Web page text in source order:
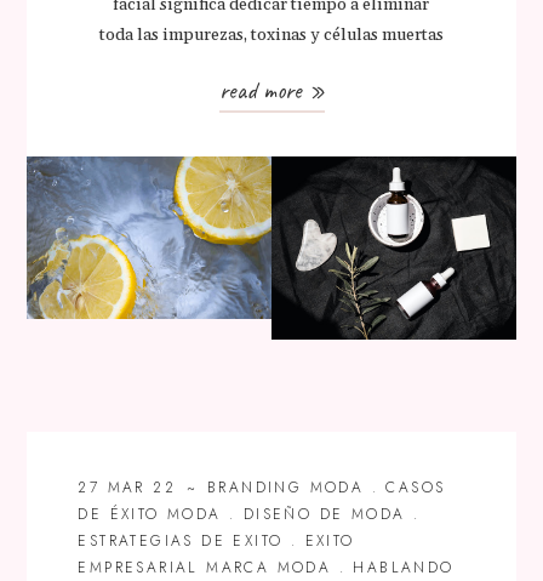
facial significa dedicar tiempo a eliminar
toda las impurezas, toxinas y células muertas
read more »
27 MAR 22 BRANDING MODA .CASOS
DE ÉXITO MODA . DISEÑO DE MODA .
ESTRATEGIAS DE EXITO . EXITO
EMPRESARIAL MARCA MODA . HABLANDO